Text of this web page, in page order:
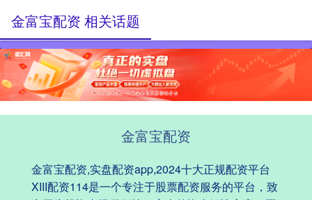
金富宝配资
金富宝配资,实盘配资app,2024十大正规配资平台
XIII‌配资114是一个专注于股票配资服务的平台，致
金富宝配资 相关话题